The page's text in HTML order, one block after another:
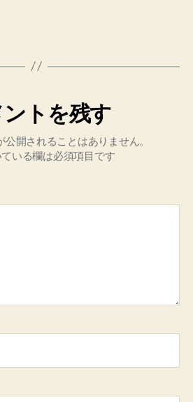
ントを残す
公開されることはありません。
いる欄は必須項目です